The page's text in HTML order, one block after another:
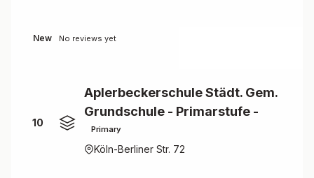
New No reviews yet
10
Aplerbeckerschule Städt. Gem.
Grundschule - Primarstufe -
Primary
Köln-Berliner Str. 72